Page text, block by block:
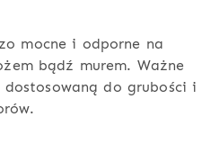
mocne i odporne na
bądź murem. Ważne
do grubości i